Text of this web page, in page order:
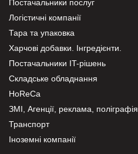
Постачальники послуг
Логістичні компанії
Тара та упаковка
Харчові добавки. Інгредієнти.
Постачальники IT-рішень
Складське обладнання
HoReCa
ЗМІ, Агенції, реклама, поліграфія
Транспорт
Іноземні компанії